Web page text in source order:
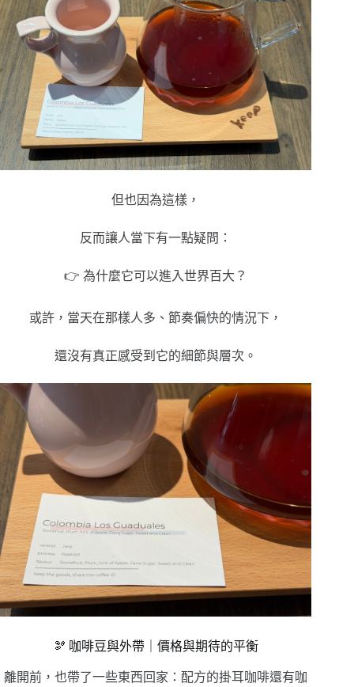
但也因為這樣，
反而讓人當下有一點疑問：
👉 為什麼它可以進入世界百大？
或許，當天在那樣人多、節奏偏快的情況下，
還沒有真正感受到它的細節與層次。
🫘 咖啡豆與外帶｜價格與期待的平衡
離開前，也帶了一些東西回家：配方的掛耳咖啡還有咖